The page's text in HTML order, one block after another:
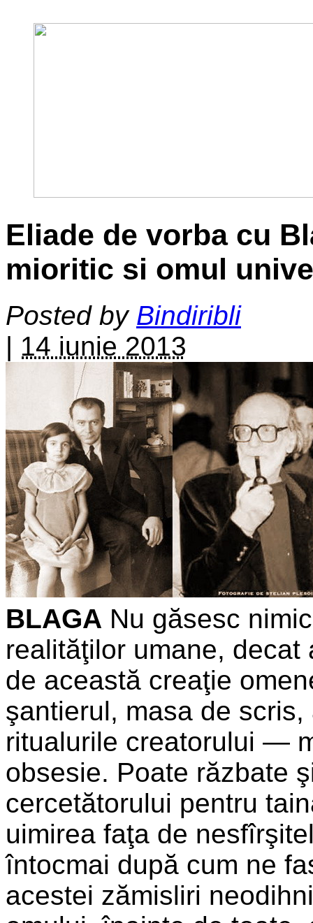
Eliade de vorba cu
mioritic si omul
Posted by Bindiribli
| 14 iunie 2013
BLAGA Nu găsesc
realităţilor umane, decat
de această creaţie
şantierul, masa de
ritualurile creatorului —
obsesie. Poate răzbate
cercetătorului pentru
uimirea faţa de
întocmai după cum ne
acestei zămisliri